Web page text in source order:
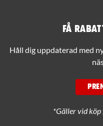
Få
Håll dig uppdaterad med
*Gäller vid